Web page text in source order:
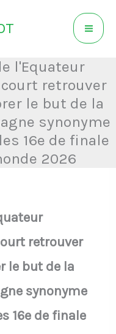
l'Equateur
court retrouver
le but de la
synonyme
16e de finale
2026
retrouver
le but de la
synonyme
16e de finale